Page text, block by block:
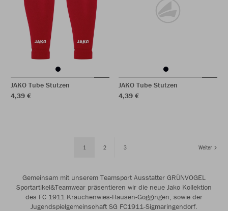
JAKO Tube Stutzen
4,39 €
JAKO Tube Stutzen
4,39 €
1 2 3 Weiter
Gemeinsam mit unserem Teamsport Ausstatter GRÜNVOGEL
Sportartikel&Teamwear präsentieren wir die neue Jako Kollektion
des FC 1911 Krauchenwies-Hausen-Göggingen, sowie der
Jugendspielgemeinschaft SG FC1911-Sigmaringendorf.